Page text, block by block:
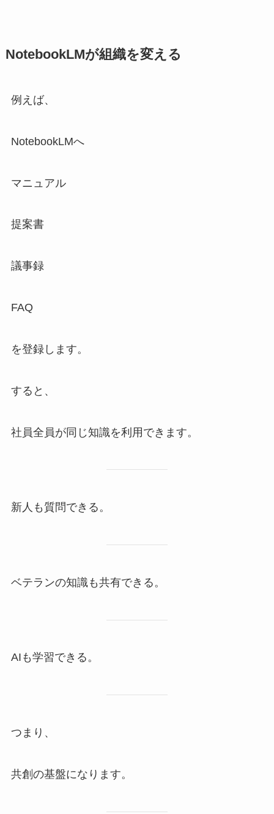
NotebookLMが組織を変える
例えば、
NotebookLMへ
マニュアル
提案書
議事録
FAQ
を登録します。
すると、
社員全員が同じ知識を利用できます。
新人も質問できる。
ベテランの知識も共有できる。
AIも学習できる。
つまり、
共創の基盤になります。